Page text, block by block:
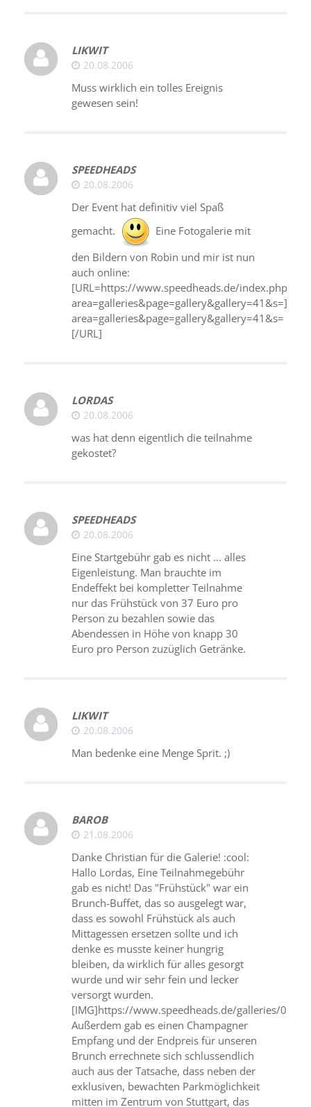
LIKWIT
20.08.2006
Muss wirklich ein tolles Ereignis
gewesen sein!
SPEEDHEADS
20.08.2006
Der Event hat definitiv viel Spaß
gemacht.
Eine Fotogalerie mit
den Bildern von Robin und mir ist nun
auch online:
[URL=https://www.speedheads.de/index.php?
area=galleries&page=gallery&gallery=41&s=
[/URL]
LORDAS
20.08.2006
was hat denn eigentlich die teilnahme
gekostet?
SPEEDHEADS
20.08.2006
Eine Startgebühr gab es nicht ... alles
Eigenleistung. Man brauchte im
Endeffekt bei kompletter Teilnahme
nur das Frühstück von 37 Euro pro
Person zu bezahlen sowie das
Abendessen in Höhe von knapp 30
Euro pro Person zuzüglich Getränke.
LIKWIT
20.08.2006
Man bedenke eine Menge Sprit. ;)
BAROB
21.08.2006
Danke Christian für die Galerie! :cool:
Hallo Lordas, Eine Teilnahmegebühr
gab es nicht! Das "Frühstück" war ein
Brunch-Buffet, das so ausgelegt war,
dass es sowohl Frühstück als auch
Mittagessen ersetzen sollte und ich
denke es musste keiner hungrig
bleiben, da wirklich für alles gesorgt
wurde und wir sehr fein und lecker
versorgt wurden.
[IMG]https://www.speedheads.de/galleries/
Außerdem gab es einen Champagner
Empfang und der Endpreis für unseren
Brunch errechnete sich schlussendlich
auch aus der Tatsache, dass neben der
exklusiven, bewachten Parkmöglichkeit
mitten im Zentrum von Stuttgart, das